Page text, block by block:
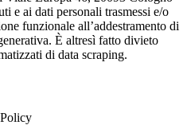
e ai dati personali trasmessi e/o
funzionale all’addestramento di
È altresì fatto divieto
di data scraping.